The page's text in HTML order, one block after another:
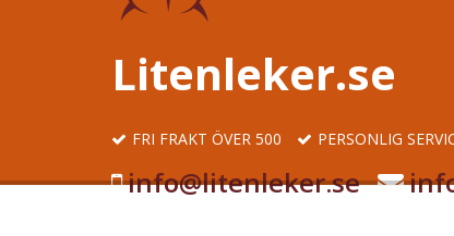
Litenleker.se
FRI FRAKT ÖVER 500 PERSONLIG
info@litenleker.se